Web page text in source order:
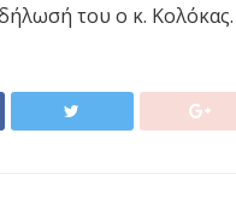
του ο κ. Κολόκας.